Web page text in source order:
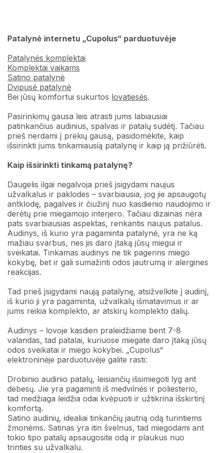
Patalynė internetu „Cupolus“ parduotuvėje
Patalynės komplektai
Komplektai vaikams
Satino patalynė
Dvipusė patalynė
Bei jūsų komfortui sukurtos lovatiesės.
Pasirinkimų gausa leis atrasti jums labiausiai
patinkančius audinius, spalvas ir patalų sudėtį. Tačiau
prieš nerdami į prekių gausą, pasidomėkite, kaip
išsirinkti jums tinkamiausią patalynę ir kaip ją prižiūrėti.
Kaip išsirinkti tinkamą patalynę?
Daugelis ilgai negalvoja prieš įsigydami naujus
užvalkalus ir paklodes – svarbiausia, jog jie apsaugotų
antklodę, pagalves ir čiužinį nuo kasdienio naudojimo ir
derėtų prie miegamojo interjero. Tačiau dizainas nėra
pats svarbiausias aspektas, renkantis naujus patalus.
Audinys, iš kurio yra pagaminta patalynė, yra ne ką
mažiau svarbus, nes jis daro įtaką jūsų miegui ir
sveikatai. Tinkamas audinys ne tik pagerins miego
kokybę, bet ir gali sumažinti odos jautrumą ir alergines
reakcijas.
Tad prieš įsigydami naują patalynę, atsižvelkite į audinį,
iš kurio ji yra pagaminta, užvalkalų išmatavimus ir ar
jums reikia komplekto, ar atskirų komplekto dalių.
Audinys – lovoje kasdien praleidžiame bent 7-8
valandas, tad patalai, kuriuose miegate daro įtaką jūsų
odos sveikatai ir miego kokybei. „Cupolus“
elektroninėje parduotuvėje galite rasti:
Drobinio audinio patalų, leisiančių išsimiegoti lyg ant
debesų. Jie yra pagaminti iš medvilnės ir poliesterio,
tad medžiaga leidžia odai kvėpuoti ir užtikrina išskirtinį
komfortą.
Satino audinių, idealiai tinkančių jautrią odą turintiems
žmonėms. Satinas yra itin švelnus, tad miegodami ant
tokio tipo patalų apsaugosite odą ir plaukus nuo
trinties su užvalkalu.